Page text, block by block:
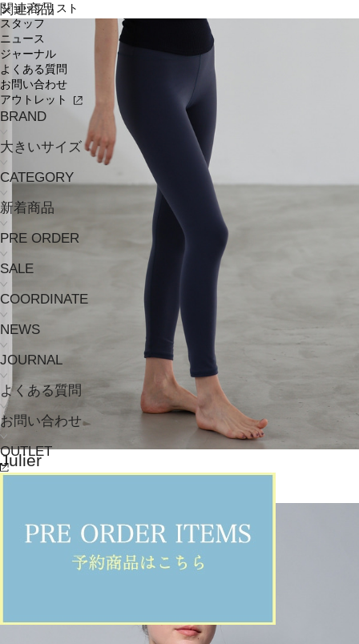
ショップリスト
スタッフ
ニュース
ジャーナル
よくある質問
お問い合わせ
アウトレット
BRAND
大きいサイズ
CATEGORY
新着商品
PRE ORDER
SALE
COORDINATE
NEWS
JOURNAL
よくある質問
お問い合わせ
OUTLET
関連商品
Julier